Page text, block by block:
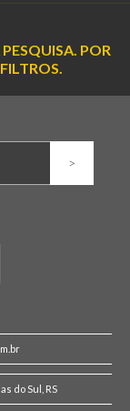
POR
do Sul, RS